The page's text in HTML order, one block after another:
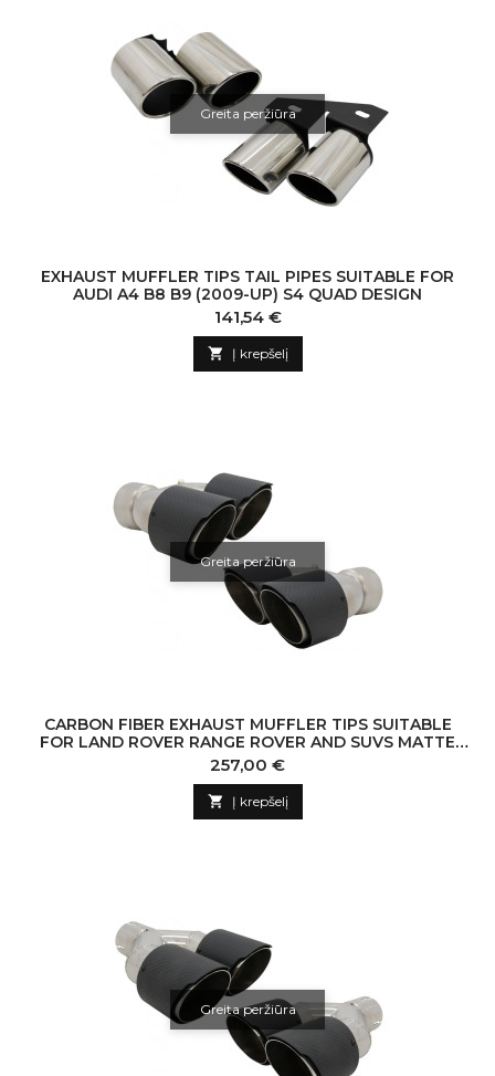
Greita peržiūra
EXHAUST MUFFLER TIPS TAIL PIPES SUITABLE FOR
AUDI A4 B8 B9 (2009-UP) S4 QUAD DESIGN
Kaina
141,54 €
 Į krepšelį
Greita peržiūra
CARBON FIBER EXHAUST MUFFLER TIPS SUITABLE
FOR LAND ROVER RANGE ROVER AND SUVS MATTE
FINISH LOOK INLET 8 CM
Kaina
257,00 €
 Į krepšelį
Greita peržiūra